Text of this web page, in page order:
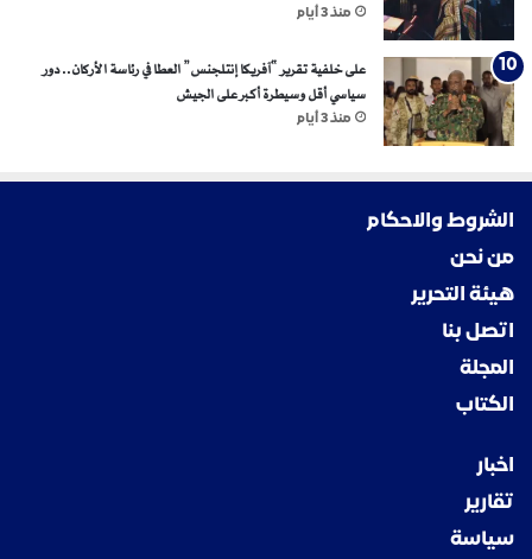
منذ 3 أيام
على خلفية تقرير “آفريكا إنتلجنس” العطا في رئاسة الأركان.. دور
سياسي أقل وسيطرة أكبر على الجيش
منذ 3 أيام
الشروط والاحكام
من نحن
هيئة التحرير
اتصل بنا
المجلة
الكتاب
اخبار
تقارير
سياسة